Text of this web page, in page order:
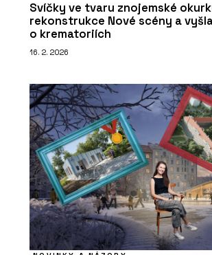
Svíčky ve tvaru znojemské
rekonstrukce Nové scény a
o krematoriích
16. 2. 2026